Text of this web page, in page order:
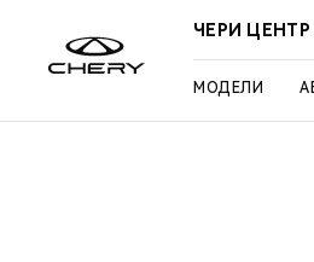
ЧЕРИ
МОДЕЛИ